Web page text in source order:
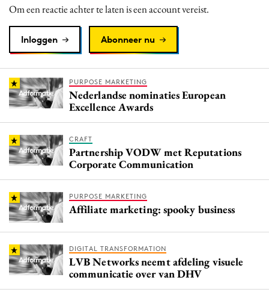
Purpose Marketing
Reputatie & crisis
Om een reactie achter te laten is een account vereist.
Inloggen Abonneer nu
PURPOSE MARKETING
Nederlandse nominaties European
Excellence Awards
CRAFT
Partnership VODW met Reputations
Corporate Communication
PURPOSE MARKETING
Affiliate marketing: spooky business
DIGITAL TRANSFORMATION
LVB Networks neemt afdeling visuele
communicatie over van DHV